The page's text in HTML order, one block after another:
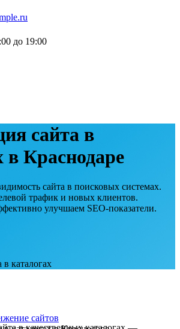
до 19:00
сайта в
в Краснодаре
сайта в поисковых системах.
трафик и новых клиентов.
улучшаем SEO-показатели.
сайтов